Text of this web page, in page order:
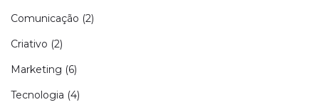
Comunicação (2)
Criativo (2)
Marketing (6)
Tecnologia (4)